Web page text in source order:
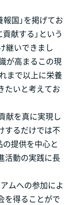
国」を掲げてお
献する」という
継いできまし
が高まるこの現
まで以上に栄養
たいと考えてお
献を真に実現し
するだけでは不
の提供を中心と
活動の実践に長
ムへの参加によ
を得ることがで